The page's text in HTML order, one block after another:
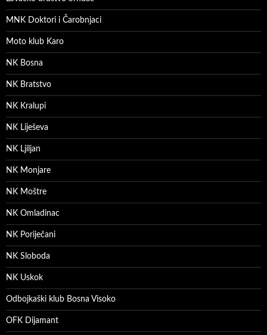
MNK Doktori i Čarobnjaci
Moto klub Karo
NK Bosna
NK Bratstvo
NK Kralupi
NK Liješeva
NK Ljiljan
NK Monjare
NK Moštre
NK Omladinac
NK Poriječani
NK Sloboda
NK Uskok
Odbojkaški klub Bosna Visoko
OFK Dijamant